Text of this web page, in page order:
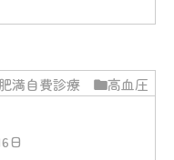
満自費診療 高血圧
日